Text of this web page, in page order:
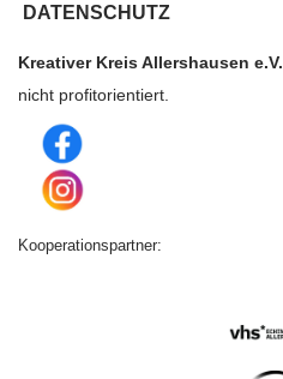
DATENSCHUTZ
Kreativer Kreis Allershausen e.V.
nicht profitorientiert.
Kooperationspartner: